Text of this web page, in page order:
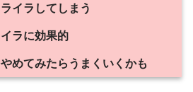
イラしてしまう
ラに効果的
めてみたらうまくいくかも